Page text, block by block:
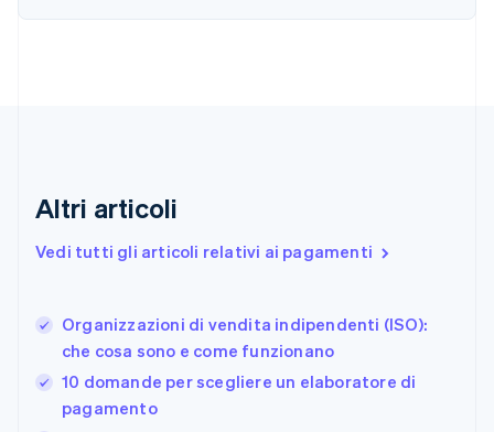
Altri articoli
Vedi tutti gli articoli relativi ai pagamenti
Organizzazioni di vendita indipendenti (ISO):
che cosa sono e come funzionano
10 domande per scegliere un elaboratore di
pagamento
EnglishSvenska
FrançaisEnglish
Giappone
日本語English
English
Grecia